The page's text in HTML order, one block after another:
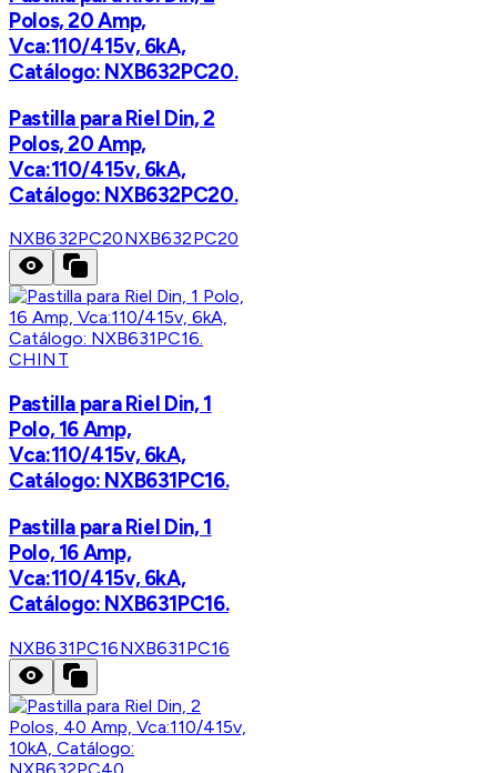
Polos, 20 Amp,
Vca:110/415v, 6kA,
Catálogo: NXB632PC20.
Pastilla para Riel Din, 2
Polos, 20 Amp,
Vca:110/415v, 6kA,
Catálogo: NXB632PC20.
NXB632PC20NXB632PC20
CHINT
Pastilla para Riel Din, 1
Polo, 16 Amp,
Vca:110/415v, 6kA,
Catálogo: NXB631PC16.
Pastilla para Riel Din, 1
Polo, 16 Amp,
Vca:110/415v, 6kA,
Catálogo: NXB631PC16.
NXB631PC16NXB631PC16